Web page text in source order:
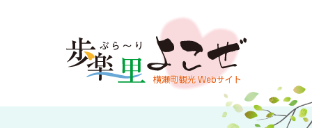
文
歩楽～里（ぶら～